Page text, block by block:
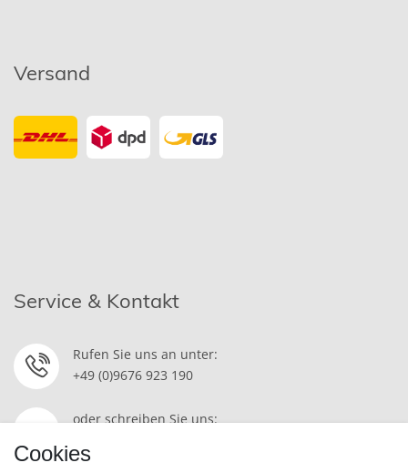
Versand
Service & Kontakt
Rufen Sie uns an unter:
+49 (0)9676 923 190
oder schreiben Sie uns:
Cookies